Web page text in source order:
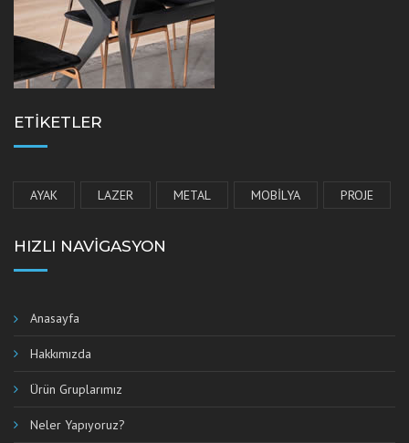
ETIKETLER
AYAK LAZER METAL MOBILYA PROJE
HIZLI NAVIGASYON
Anasayfa
Hakkımızda
Ürün Gruplarımız
Neler Yapıyoruz?